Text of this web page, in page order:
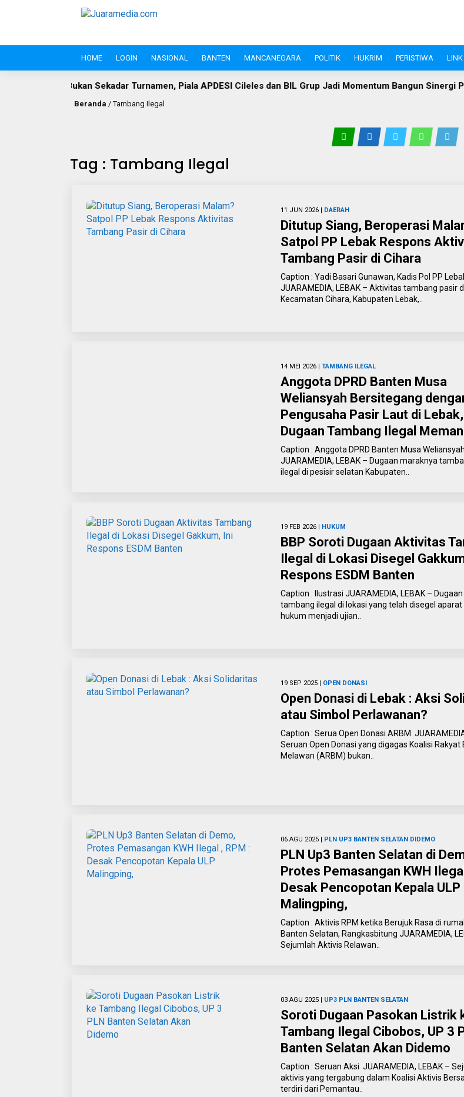
HOME LOGIN NASIONAL BANTEN MANCANEGARA POLITIK HUKRIM PERISTIWA
Sekadar Turnamen, Piala APDESI Cileles dan BIL Grup Jadi Momentum Bangun Sinergi Pemuda Bukan
Beranda /Tambang Ilegal
Tag : Tambang Ilegal
11 JUN 2026 | DAERAH
Ditutup Siang, Beroperasi
Satpol PP Lebak Respons
Tambang Pasir di Cihara
Caption : Yadi Basari Gunawan, Kadis Pol PP
JUARAMEDIA, LEBAK – Aktivitas tambang pasir
Kecamatan Cihara, Kabupaten Lebak,..
14 MEI 2026 | TAMBANG ILEGAL
Anggota DPRD Banten Musa
Weliansyah Bersitegang
Pengusaha Pasir Laut di Lebak,
Dugaan Tambang Ilegal
Caption : Anggota DPRD Banten Musa Weliansyah
JUARAMEDIA, LEBAK – Dugaan maraknya
ilegal di pesisir selatan Kabupaten..
19 FEB 2026 | HUKUM
BBP Soroti Dugaan Aktivitas
Ilegal di Lokasi Disegel
Respons ESDM Banten
Caption : Ilustrasi JUARAMEDIA, LEBAK –
tambang ilegal di lokasi yang telah disegel
hukum menjadi ujian..
19 SEP 2025 | OPEN DONASI
Open Donasi di Lebak : Aksi
atau Simbol Perlawanan?
Caption : Serua Open Donasi ARBM
Seruan Open Donasi yang digagas Koalisi Rakyat
Melawan (ARBM) bukan..
06 AGU 2025 | PLN UP3 BANTEN SELATAN DIDEMO
PLN Up3 Banten Selatan di
Protes Pemasangan KWH
Desak Pencopotan Kepala ULP
Malingping,
Caption : Aktivis RPM ketika Berujuk Rasa di
Banten Selatan, Rangkasbitung JUARAMEDIA,
Sejumlah Aktivis Relawan..
03 AGU 2025 | UP3 PLN BANTEN SELATAN
Soroti Dugaan Pasokan Listrik
Tambang Ilegal Cibobos, UP 3
Banten Selatan Akan Didemo
Caption : Seruan Aksi JUARAMEDIA, LEBAK –
aktivis yang tergabung dalam Koalisi Aktivis
terdiri dari Pemantau..